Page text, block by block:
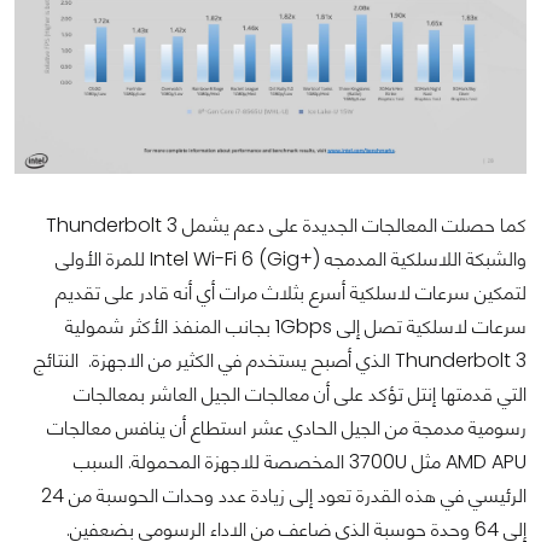
كما حصلت المعالجات الجديدة على دعم يشمل Thunderbolt 3
والشبكة اللاسلكية المدمجه Intel Wi-Fi 6 (Gig+) للمرة الأولى
لتمكين سرعات لاسلكية أسرع بثلاث مرات أي أنه قادر على تقديم
سرعات لاسلكية تصل إلى 1Gbps بجانب المنفذ الأكثر شمولية
Thunderbolt 3 الذي أصبح يستخدم في الكثير من الاجهزة. النتائج
التي قدمتها إنتل تؤكد على أن معالجات الجيل العاشر بمعالجات
رسومية مدمجة من الجيل الحادي عشر استطاع أن ينافس معالجات
AMD APU مثل 3700U المخصصة للاجهزة المحمولة. السبب
الرئيسي في هذه القدرة تعود إلى زيادة عدد وحدات الحوسبة من 24
إلى 64 وحدة حوسبة الذي ضاعف من الاداء الرسومي بضعفين.